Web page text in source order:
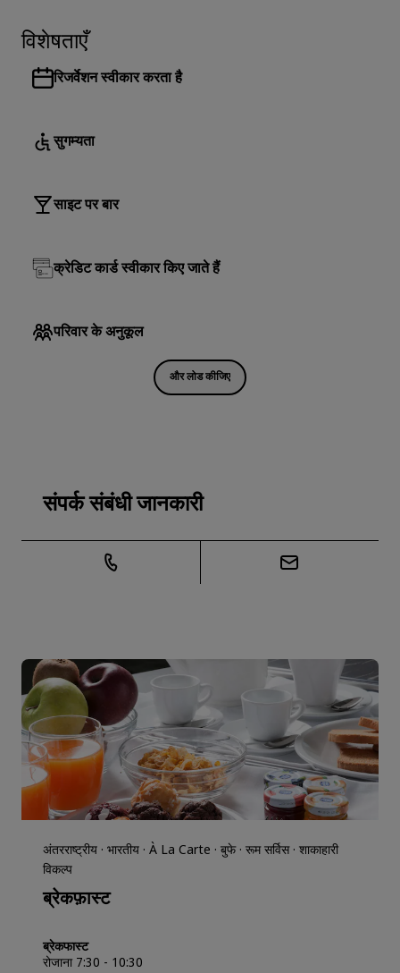
विशेषताएँ
रिजर्वेशन स्वीकार करता है
सुगम्यता
साइट पर बार
क्रेडिट कार्ड स्वीकार किए जाते हैं
परिवार के अनुकूल
और लोड कीजिए
संपर्क संबंधी जानकारी
अंतरराष्ट्रीय · भारतीय · À La Carte · बुफे · रूम सर्विस · शाकाहारी
विकल्प
ब्रेकफ़ास्ट
ब्रेकफास्ट
रोजाना 7:30 - 10:30